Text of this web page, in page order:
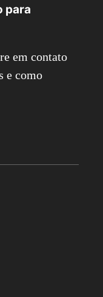
para
em contato
e como